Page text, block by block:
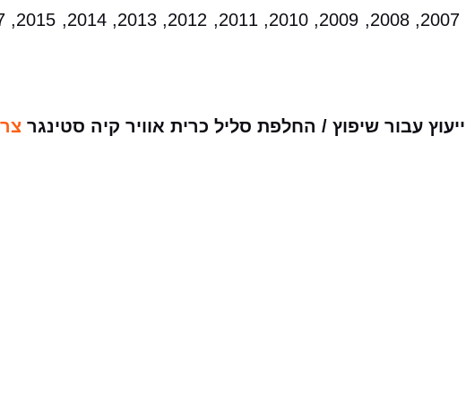
עבור שיפוץ / החלפת סליל כרית אוויר קיה סטינגר